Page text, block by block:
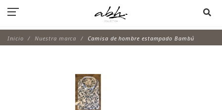
Inicio Nuestra marca Camisa de hombre estampado Bambú